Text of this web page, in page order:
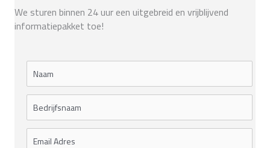
We sturen binnen 24 uur een uitgebreid en vrijblijvend
informatiepakket toe!